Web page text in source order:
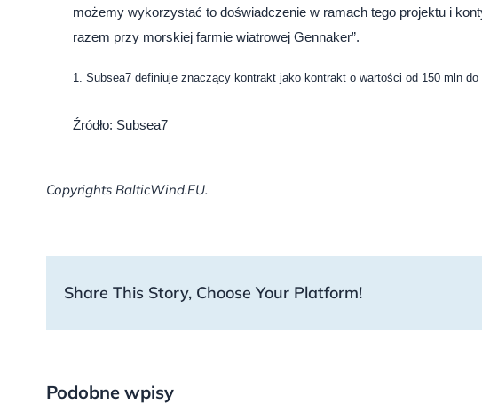
możemy wykorzystać to doświadczenie w ramach tego projektu i
razem przy morskiej farmie wiatrowej Gennaker”.
1. Subsea7 definiuje znaczący kontrakt jako kontrakt o wartości od 150 mln do
Źródło: Subsea7
Copyrights BalticWind.EU.
Share This Story, Choose Your Platform!
Podobne wpisy